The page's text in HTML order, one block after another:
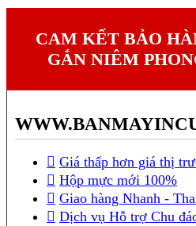
CAM KẾT BẢO
GẮN NIÊM
Giá thấp hơn giá thị
Hộp mực mới 100%
Giao hàng Nhanh -
Dịch vụ Hỗ trợ Chu